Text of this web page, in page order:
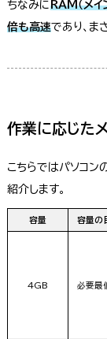
ちなみにRAM（メ
倍も高速であり、ま
作業に応じた
こちらではパソコン
紹介します。
容量 容量の
4GB 必要最